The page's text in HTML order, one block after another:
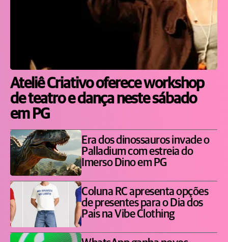
Ateliê Criativo oferece workshop
de teatro e dança neste sábado
em PG
Era dos dinossauros invade o
Palladium com estreia do
Imerso Dino em PG
Coluna RC apresenta opções
de presentes para o Dia dos
Pais na Vibe Clothing